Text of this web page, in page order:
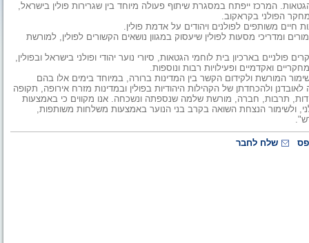
הגטאות. המרכז ייפתח במסגרת שיתוף פעולה מיוחד בין שגרירות פולין בישראל,
הפולני בקראקוב.
משותפים לפולנים ויהודים על אדמת פולין.
מסעות לפולין שיעסוק במגוון נושאים הקשורים לפולין, למורשת
פולניים בארכיון בית לוחמי הגטאות, סיורי נוער יהודי ופולני בישראל ובפולין,
ואקדמיים ופעילויות רבות ונוספות.
המורשת ולקידום הקשר בין המדינות ברורה, במיוחד בימים אלו בהם
ולהכחדתן של הקהילות היהודיות בפולין ובמדינות מזרח אירופה, תקופה
1,000 שנות חיים יהודיים של יהדות, תרבות, חברה, מורשת שלמה שנספתה ונשכחה. אנו מקווים כי באמצעות
ולשימור הנצחת השואה בקרב בני הנוער באמצעות משלחות משותפות,
שלח לחבר